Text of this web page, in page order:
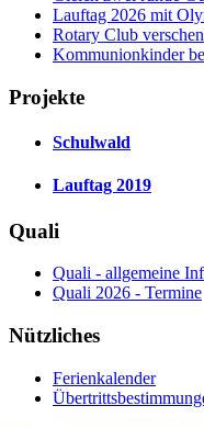
Lauftag 2026 mit
Rotary Club
Kommunionkinder
Projekte
Schulwald
Lauftag 2019
Quali
Quali - allgemeine
Quali 2026 - Termine
Nützliches
Ferienkalender